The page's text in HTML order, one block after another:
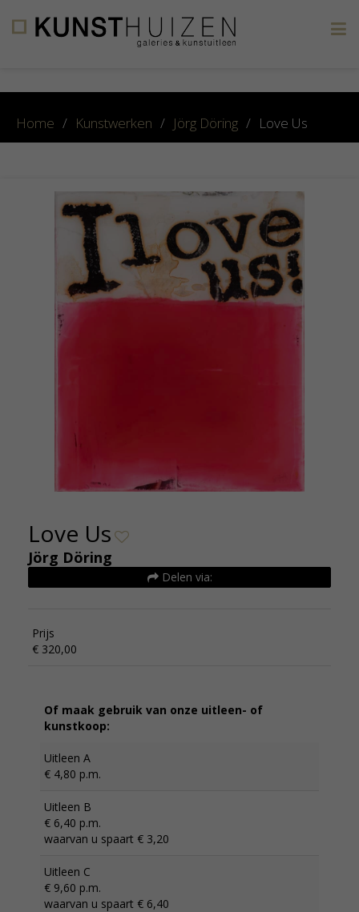
Home / Kunstwerken / Jörg Döring / Love Us
Love Us
Jörg Döring
Delen via:
Prijs
€ 320,00
Of maak gebruik van onze uitleen- of
kunstkoop:
Uitleen A
€ 4,80 p.m.
Uitleen B
€ 6,40 p.m.
waarvan u spaart € 3,20
Uitleen C
€ 9,60 p.m.
waarvan u spaart € 6,40